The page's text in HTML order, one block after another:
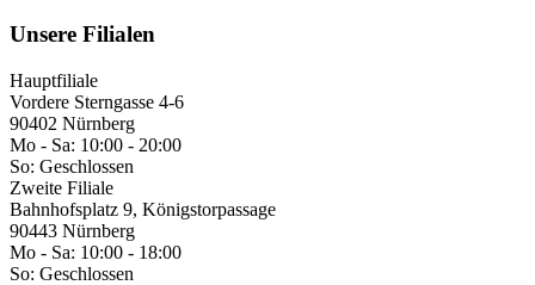
Unsere Filialen
Hauptfiliale
Vordere Sterngasse 4-6
90402 Nürnberg
Mo - Sa: 10:00 - 20:00
So: Geschlossen
Zweite Filiale
Bahnhofsplatz 9, Königstorpassage
90443 Nürnberg
Mo - Sa: 10:00 - 18:00
So: Geschlossen